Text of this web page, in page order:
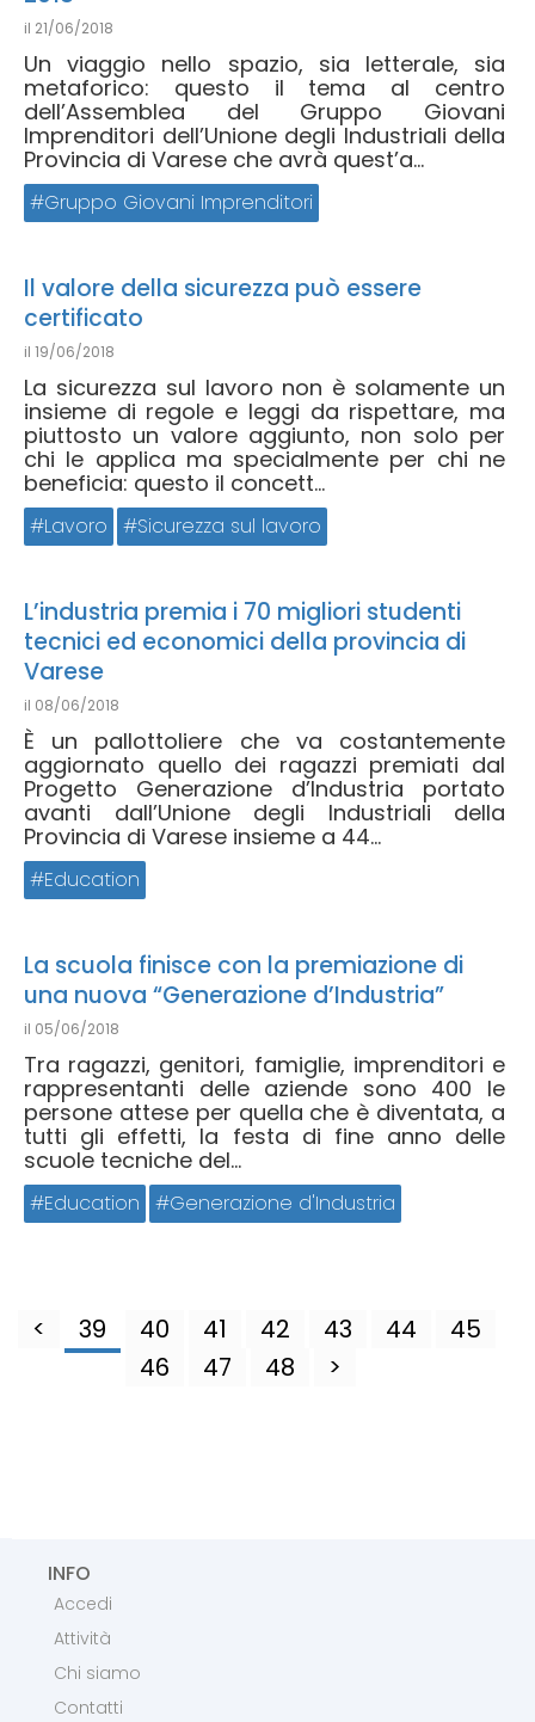
il 21/06/2018
Un viaggio nello spazio, sia letterale, sia
metaforico: questo il tema al centro
dell’Assemblea del Gruppo Giovani
Imprenditori dell’Unione degli Industriali della
Provincia di Varese che avrà quest’a...
Gruppo Giovani Imprenditori
Il valore della sicurezza può essere
certificato
il 19/06/2018
La sicurezza sul lavoro non è solamente un
insieme di regole e leggi da rispettare, ma
piuttosto un valore aggiunto, non solo per
chi le applica ma specialmente per chi ne
beneficia: questo il concett...
Lavoro Sicurezza sul lavoro
L’industria premia i 70 migliori studenti
tecnici ed economici della provincia di
Varese
il 08/06/2018
È un pallottoliere che va costantemente
aggiornato quello dei ragazzi premiati dal
Progetto Generazione d’Industria portato
avanti dall’Unione degli Industriali della
Provincia di Varese insieme a 44...
Education
La scuola finisce con la premiazione di
una nuova “Generazione d’Industria”
il 05/06/2018
Tra ragazzi, genitori, famiglie, imprenditori e
rappresentanti delle aziende sono 400 le
persone attese per quella che è diventata, a
tutti gli effetti, la festa di fine anno delle
scuole tecniche del...
Education Generazione d'Industria
< 39 40 41 42 43 44
45
46
47 48 >
INFO
Accedi
Attività
Chi siamo
Contatti